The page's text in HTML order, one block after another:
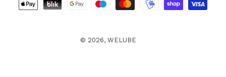
pagamento
© 2026, WELUBE